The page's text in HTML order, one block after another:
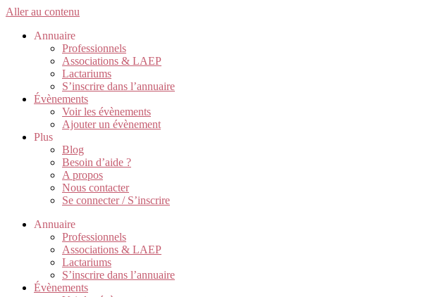
Aller au contenu
Annuaire
Professionnels
Associations & LAEP
Lactariums
S’inscrire dans l’annuaire
Évènements
Voir les évènements
Ajouter un évènement
Plus
Blog
Besoin d’aide ?
A propos
Nous contacter
Se connecter / S’inscrire
Annuaire
Professionnels
Associations & LAEP
Lactariums
S’inscrire dans l’annuaire
Évènements